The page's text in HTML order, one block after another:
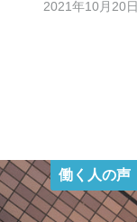
2021年10月20日
働く人の声